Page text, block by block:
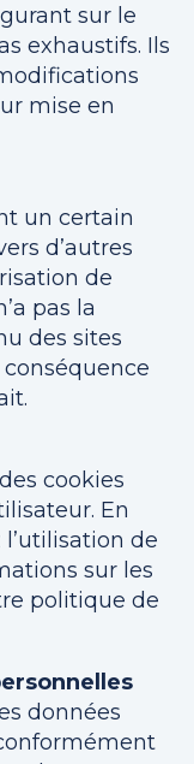
sur le
exhaustifs. Ils
mise en
un certain
d’autres
de
pas la
des sites
conséquence
cookies
En
de
sur les
politique de
données